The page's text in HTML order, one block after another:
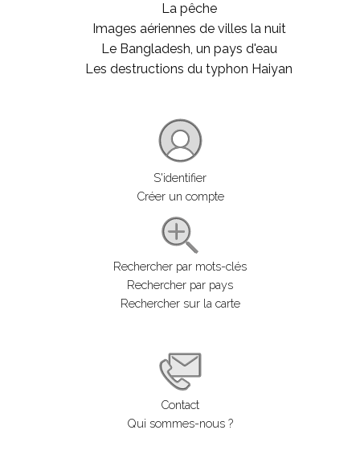
La pêche
Images aériennes de villes la nuit
Le Bangladesh, un pays d'eau
Les destructions du typhon Haiyan
S'identifier
Créer un compte
Rechercher par mots-clés
Rechercher par pays
Rechercher sur la carte
Contact
Qui sommes-nous ?